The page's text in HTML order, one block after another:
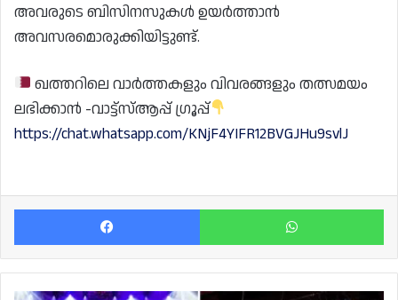
അവരുടെ ബിസിനസുകൾ ഉയർത്താൻ
അവസരമൊരുക്കിയിട്ടുണ്ട്.
ഖത്തറിലെ വാർത്തകളും വിവരങ്ങളും തത്സമയം
ലഭിക്കാൻ -വാട്ട്സ്ആപ്പ് ഗ്രൂപ്പ്
https://chat.whatsapp.com/KNjF4YIFR12BVGJHu9svlJ
Facebook